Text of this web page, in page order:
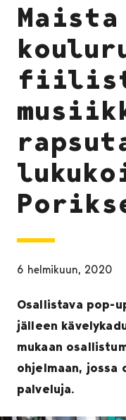
Maista
6 helmikuun, 2020
Osallistava pop-
jälleen
mukaan
ohjelmaan, jossa
palveluja.